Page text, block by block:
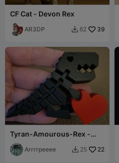
CF Cat - Devon Rex
AR3DP  62 39
Tyran-Amourous-Rex -
Multi-Part / CFS Flexi Rex &
Heart Box
Arrrrpeeee  25 22